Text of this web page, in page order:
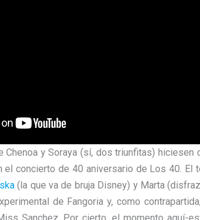
Chenoa y Soraya (sí, dos triunfitas)
concierto de 40 aniversario de Los 40. El
(la que va de bruja Disney) y Marta
de Fangoria y, como